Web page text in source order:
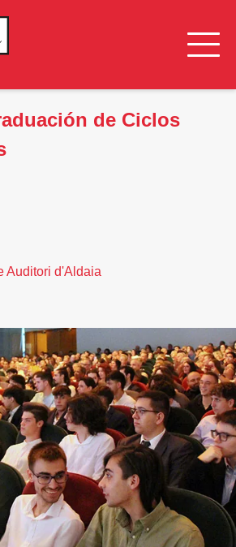
de Ciclos
Auditori d'Aldaia